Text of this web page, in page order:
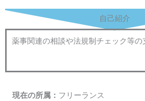
自己紹介
薬事関連の相談や法規制チェック等の
現在の所属： フリーランス